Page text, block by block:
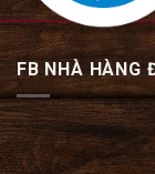
FB NHÀ HÀNG